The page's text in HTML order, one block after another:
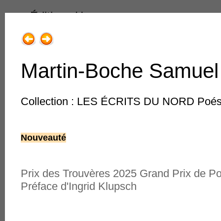
Éditions Henry
1.Romans, récits adultes
3.Jeune public le
Martin-Boche
Collection : LES ÉCRITS DU NORD
Nouveauté
Prix des Trouvères 2025 Grand Prix de
Préface d'Ingrid Klupsch